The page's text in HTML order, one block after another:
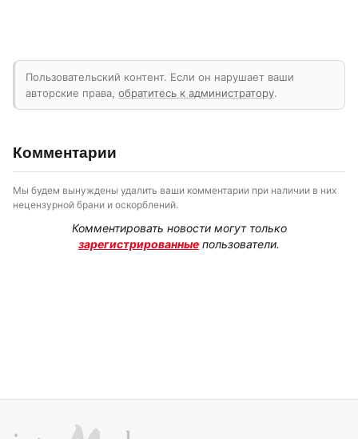
Пользовательский контент. Если он нарушает ваши
авторские права, обратитесь к администратору.
Комментарии
Мы будем вынуждены удалить ваши комментарии при наличии в них
нецензурной брани и оскорблений.
Комментировать новости могут только
зарегистрированные пользователи.